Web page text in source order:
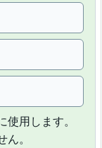
用します。
。